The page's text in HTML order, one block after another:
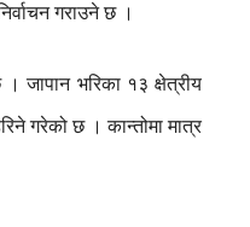
गराउने छ ।
जापान भरिका १३ क्षेत्रीय
गरेको छ । कान्तोमा मात्र